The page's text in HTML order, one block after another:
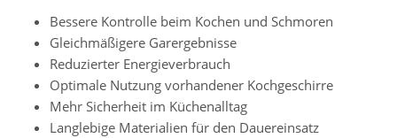
Bessere Kontrolle beim Kochen und Schmoren
Gleichmäßigere Garergebnisse
Reduzierter Energieverbrauch
Optimale Nutzung vorhandener Kochgeschirre
Mehr Sicherheit im Küchenalltag
Langlebige Materialien für den Dauereinsatz